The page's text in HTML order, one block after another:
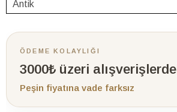
ÖDEME KOLAYLIĞI
3000₺ üzeri alışverişlerde
Peşin fiyatına vade farksız